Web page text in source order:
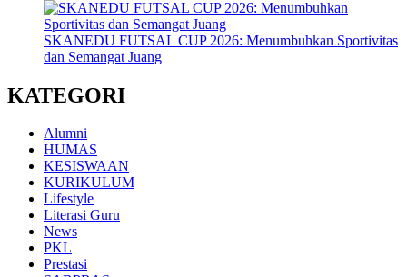
SKANEDU FUTSAL CUP 2026: Menumbuhkan Sportivitas
dan Semangat Juang
KATEGORI
Alumni
HUMAS
KESISWAAN
KURIKULUM
Lifestyle
Literasi Guru
News
PKL
Prestasi